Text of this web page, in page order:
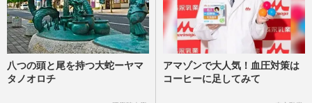
八つの頭と尾を持つ大蛇ーヤマ
タノオロチ
アマゾンで大人気！血圧対策は
コーヒーに足してみて